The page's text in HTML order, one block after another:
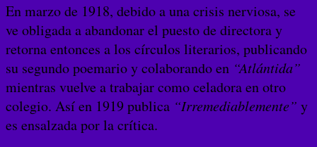
En marzo de 1918, debido a una crisis nerviosa, se
ve obligada a abandonar el puesto de directora y
retorna entonces a los círculos literarios, publicando
su segundo poemario y colaborando en “Atlántida”
mientras vuelve a trabajar como celadora en otro
colegio. Así en 1919 publica “Irremediablemente” y
es ensalzada por la crítica.